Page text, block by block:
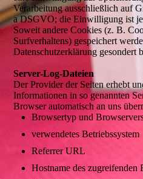
Verarbeitung ausschließlich auf
a DSGVO; die Einwilligung ist
Soweit andere Cookies (z. B.
Surfverhaltens) gespeichert
Datenschutzerklärung gesondert
Server-Log-Dateien
Der Provider der Seiten erhebt
Informationen in so genannten
Browser automatisch an uns
Browsertyp und
verwendetes Betriebssystem
Referrer URL
Hostname des zugreifenden